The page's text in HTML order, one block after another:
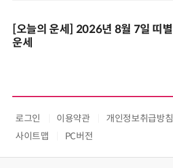
[오늘의 운세] 2026년 8월 7일 띠별
운세
로그인 이용약관 개인정보취급방침
사이트맵
PC버전